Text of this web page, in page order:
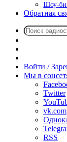
Шоу-
Обратная
радио
Войти /
Мы в
Twitter
vk.com
RSS